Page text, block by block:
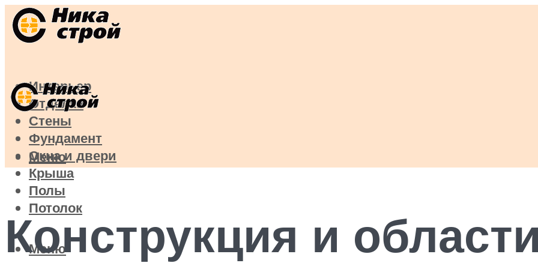
Интерьер
Отделка
Стены
Фундамент
Окна и двери
Крыша
Полы
Потолок
Меню
Меню
Конструкция и